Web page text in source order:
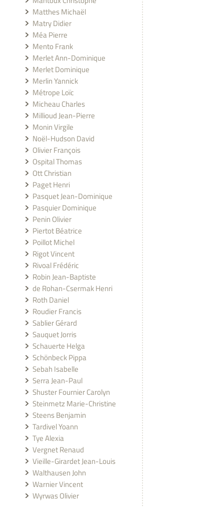
Matthes Michaël
Matry Didier
Méa Pierre
Mento Frank
Merlet Ann-Dominique
Merlet Dominique
Merlin Yannick
Métrope Loïc
Micheau Charles
Millioud Jean-Pierre
Monin Virgile
Noël-Hudson David
Olivier François
Ospital Thomas
Ott Christian
Paget Henri
Pasquet Jean-Dominique
Pasquier Dominique
Penin Olivier
Piertot Béatrice
Poillot Michel
Rigot Vincent
Rivoal Frédéric
Robin Jean-Baptiste
de Rohan-Csermak Henri
Roth Daniel
Roudier Francis
Sablier Gérard
Sauquet Jorris
Schauerte Helga
Schönbeck Pippa
Sebah Isabelle
Serra Jean-Paul
Shuster Fournier Carolyn
Steinmetz Marie-Christine
Steens Benjamin
Tardivel Yoann
Tye Alexia
Vergnet Renaud
Vieille-Girardet Jean-Louis
Walthausen John
Warnier Vincent
Wyrwas Olivier